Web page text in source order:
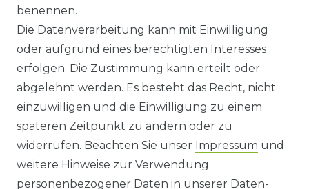
WIDERRUFS­FORMULAR
HINWEISE ZUR BATTERIEENTSORGUNG
IMPRESSUM
AGB UND KUNDENINFORMATIONEN
benennen.
Die Datenverarbeitung kann mit Einwilligung
oder aufgrund eines berechtigten Interesses
erfolgen. Die Zustimmung kann erteilt oder
abgelehnt werden. Es besteht das Recht, nicht
einzuwilligen und die Einwilligung zu einem
späteren Zeitpunkt zu ändern oder zu
widerrufen. Beachten Sie unser Impressum und
weitere Hinweise zur Verwendung
personenbezogener Daten in unserer Daten­